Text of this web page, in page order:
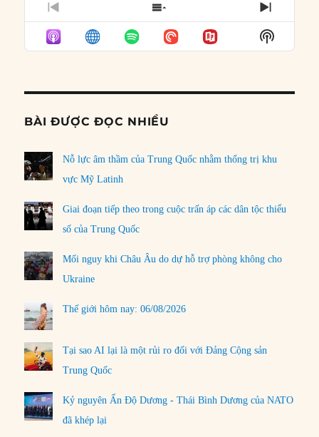
PREVIOUS
EPISODE
SHOW
EPISODES
LIST
NEXT
Show
Podcast
BÀI ĐƯỢC ĐỌC NHIỀU
Nỗ lực âm thầm của Trung Quốc nhằm thống trị khu
vực Mỹ Latinh
Giai đoạn tiếp theo trong cuộc trấn áp các dân tộc thiểu
số của Trung Quốc
Mối nguy khi Châu Âu do dự hỗ trợ phòng không cho
Ukraine
Thế giới hôm nay: 06/08/2026
Tại sao AI lại là một rủi ro đối với Đảng Cộng sản
Trung Quốc
Kỷ nguyên Ấn Độ Dương - Thái Bình Dương của NATO
đã khép lại